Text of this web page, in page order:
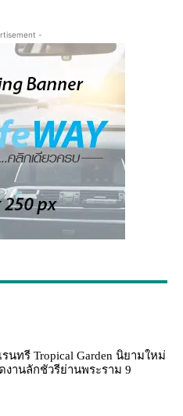
-
นทรี Tropical Garden นิยามใหม่
งานลักชัวรีย่านพระราม 9